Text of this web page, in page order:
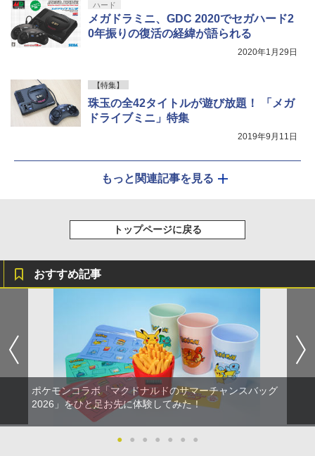
ハード
メガドラミニ、GDC 2020でセガハード2
0年振りの復活の経緯が語られる
2020年1月29日
【特集】
珠玉の全42タイトルが遊び放題！ 「メガ
ドライブミニ」特集
2019年9月11日
もっと関連記事を見る
トップページに戻る
おすすめ記事
ポケモンコラボ「マクドナルドのサマーチャンスバッグ
2026」をひと足お先に体験してみた！
● ● ● ● ● ● ●